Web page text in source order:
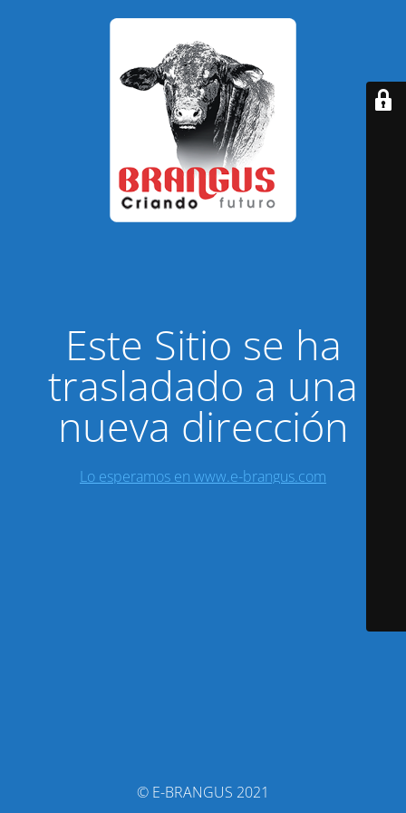
Este Sitio se ha
trasladado a una
nueva dirección
Lo esperamos en www.e-brangus.com
© E-BRANGUS 2021